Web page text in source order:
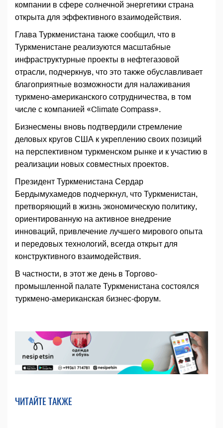
компании в сфере солнечной энергетики страна
открыта для эффективного взаимодействия.
Глава Туркменистана также сообщил, что в
Туркменистане реализуются масштабные
инфраструктурные проекты в нефтегазовой
отрасли, подчеркнув, что это также обуславливает
благоприятные возможности для налаживания
туркмено-американского сотрудничества, в том
числе с компанией «Climate Compass».
Бизнесмены вновь подтвердили стремление
деловых кругов США к укреплению своих позиций
на перс­пективном туркменском рынке и к участию в
реализации новых совместных проектов.
Президент Туркменистана Сердар
Бердымухамедов подчеркнул, что Туркменистан,
претворяющий в жизнь экономическую политику,
ориентированную на активное внедрение
инноваций, привлечение лучшего мирового опыта
и передовых технологий, всегда открыт для
конструктивного взаимодействия.
В частности, в этот же день в Торгово-
промышленной палате Туркменистана состоялся
туркмено-американская бизнес-форум.
ЧИТАЙТЕ ТАКЖЕ